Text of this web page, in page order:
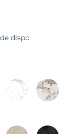
dispo